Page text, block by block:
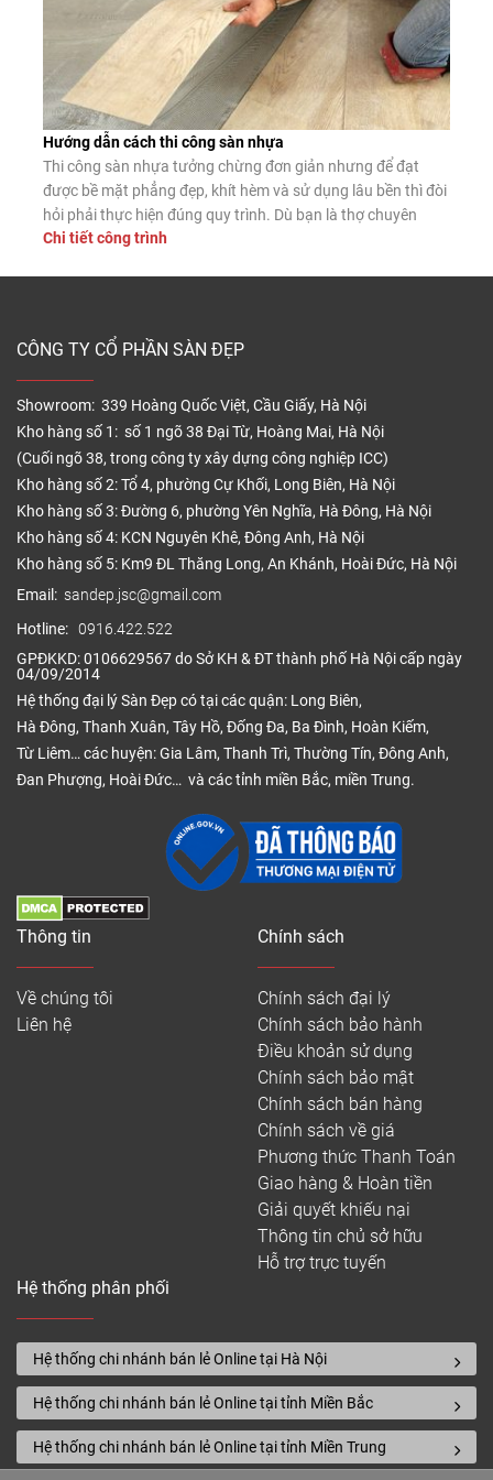
Hướng dẫn cách thi công sàn nhựa
Thi công sàn nhựa tưởng chừng đơn giản nhưng để đạt
được bề mặt phẳng đẹp, khít hèm và sử dụng lâu bền thì đòi
hỏi phải thực hiện đúng quy trình. Dù bạn là thợ chuyên
nghiệp hay tự lát tại nhà, nắm vững các bước lắp đặt chuẩn
Chi tiết công trình
CÔNG TY CỔ PHẦN SÀN ĐẸP
Showroom: 339 Hoàng Quốc Việt, Cầu Giấy, Hà Nội
Kho hàng số 1: số 1 ngõ 38 Đại Từ, Hoàng Mai, Hà Nội
(Cuối ngõ 38, trong công ty xây dựng công nghiệp ICC)
Kho hàng số 2: Tổ 4, phường Cự Khối, Long Biên, Hà Nội
Kho hàng số 3: Đường 6, phường Yên Nghĩa, Hà Đông, Hà Nội
Kho hàng số 4: KCN Nguyên Khê, Đông Anh, Hà Nội
Kho hàng số 5: Km9 ĐL Thăng Long, An Khánh, Hoài Đức, Hà Nội
Email: sandep.jsc@gmail.com
Hotline: 0916.422.522
GPĐKKD: 0106629567 do Sở KH & ĐT thành phố Hà Nội cấp ngày
04/09/2014
Hệ thống đại lý Sàn Đẹp có tại các quận: Long Biên,
Hà Đông, Thanh Xuân, Tây Hồ, Đống Đa, Ba Đình, Hoàn Kiếm,
Từ Liêm… các huyện: Gia Lâm, Thanh Trì, Thường Tín, Đông Anh,
Đan Phượng, Hoài Đức… và các tỉnh miền Bắc, miền Trung.
Thông tin
Về chúng tôi
Liên hệ
Chính sách
Chính sách đại lý
Chính sách bảo hành
Điều khoản sử dụng
Chính sách bảo mật
Chính sách bán hàng
Chính sách về giá
Phương thức Thanh Toán
Giao hàng & Hoàn tiền
Giải quyết khiếu nại
Thông tin chủ sở hữu
Hỗ trợ trực tuyến
Hệ thống phân phối
Hệ thống chi nhánh bán lẻ Online tại Hà Nội
Hệ thống chi nhánh bán lẻ Online tại tỉnh Miền Bắc
Hệ thống chi nhánh bán lẻ Online tại tỉnh Miền Trung